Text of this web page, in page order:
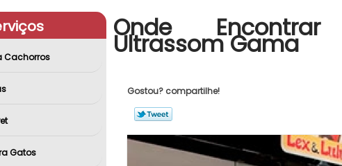
Cachorros
Gatos
Onde
Ultrassom Gama
Gostou? compartilhe!